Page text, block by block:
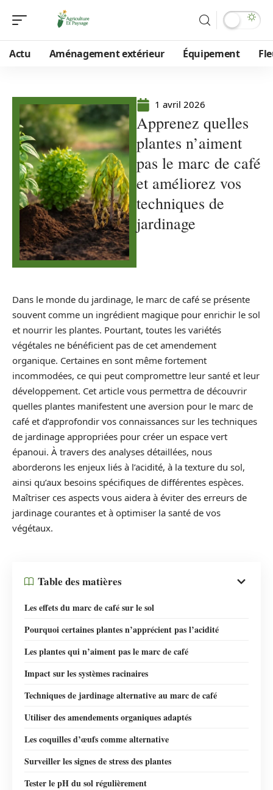
Actu Aménagement extérieur Équipement
1 avril 2026
Apprenez quelles
plantes n’aiment
pas le marc de café
et améliorez vos
techniques de
jardinage
Dans le monde du jardinage, le marc de café se présente
souvent comme un ingrédient magique pour enrichir le sol
et nourrir les plantes. Pourtant, toutes les variétés
végétales ne bénéficient pas de cet amendement
organique. Certaines en sont même fortement
incommodées, ce qui peut compromettre leur santé et leur
développement. Cet article vous permettra de découvrir
quelles plantes manifestent une aversion pour le marc de
café et d’approfondir vos connaissances sur les techniques
de jardinage appropriées pour créer un espace vert
épanoui. À travers des analyses détaillées, nous
aborderons les enjeux liés à l’acidité, à la texture du sol,
ainsi qu’aux besoins spécifiques de différentes espèces.
Maîtriser ces aspects vous aidera à éviter des erreurs de
jardinage courantes et à optimiser la santé de vos
végétaux.
Table des matières
Les effets du marc de café sur le sol
Pourquoi certaines plantes n’apprécient pas l’acidité
Les plantes qui n’aiment pas le marc de café
Impact sur les systèmes racinaires
Techniques de jardinage alternative au marc de café
Utiliser des amendements organiques adaptés
Les coquilles d’œufs comme alternative
Surveiller les signes de stress des plantes
Tester le pH du sol régulièrement